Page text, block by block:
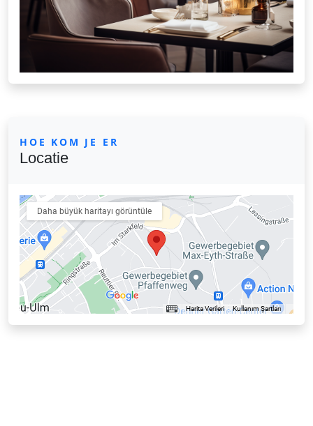
HOE KOM JE ER
Locatie